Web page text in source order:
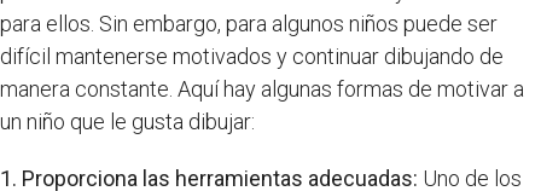
para ellos. Sin embargo, para algunos niños puede ser
difícil mantenerse motivados y continuar dibujando de
manera constante. Aquí hay algunas formas de motivar a
un niño que le gusta dibujar:
1. Proporciona las herramientas adecuadas: Uno de los